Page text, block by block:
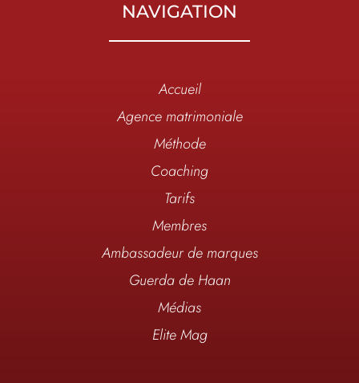
NAVIGATION
Accueil
Agence matrimoniale
Méthode
Coaching
Tarifs
Membres
Ambassadeur de marques
Guerda de Haan
Médias
Elite Mag